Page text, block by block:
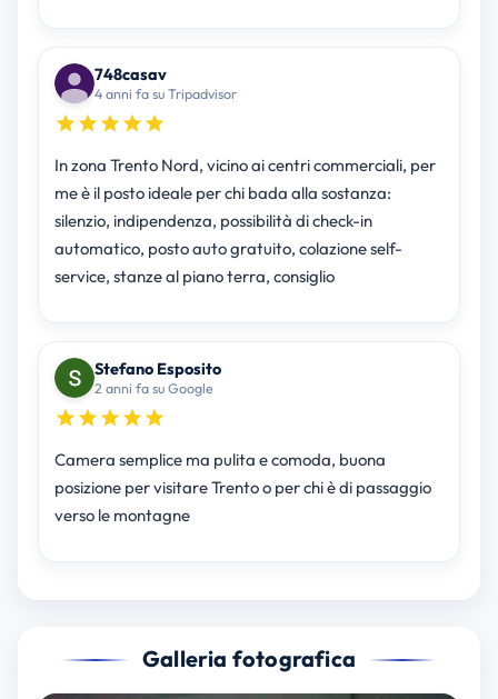
748casav
4 anni fa su Tripadvisor
In zona Trento Nord, vicino ai centri commerciali, per
me è il posto ideale per chi bada alla sostanza:
silenzio, indipendenza, possibilità di check-in
automatico, posto auto gratuito, colazione self-
service, stanze al piano terra, consiglio
Stefano Esposito
2 anni fa su Google
Camera semplice ma pulita e comoda, buona
posizione per visitare Trento o per chi è di passaggio
verso le montagne
Galleria fotografica